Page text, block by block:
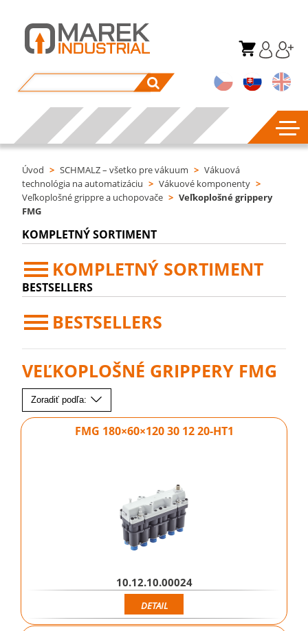
Úvod > SCHMALZ – všetko pre vákuum > Vákuová
technológia na automatizáciu > Vákuové komponenty >
Veľkoplošné grippre a uchopovače > Veľkoplošné grippery
FMG
KOMPLETNÝ SORTIMENT
KOMPLETNÝ SORTIMENT
BESTSELLERS
BESTSELLERS
VEĽKOPLOŠNÉ GRIPPERY FMG
Zoradiť podľa:
FMG 180×60×120 30 12 20-HT1
10.12.10.00024
DETAIL